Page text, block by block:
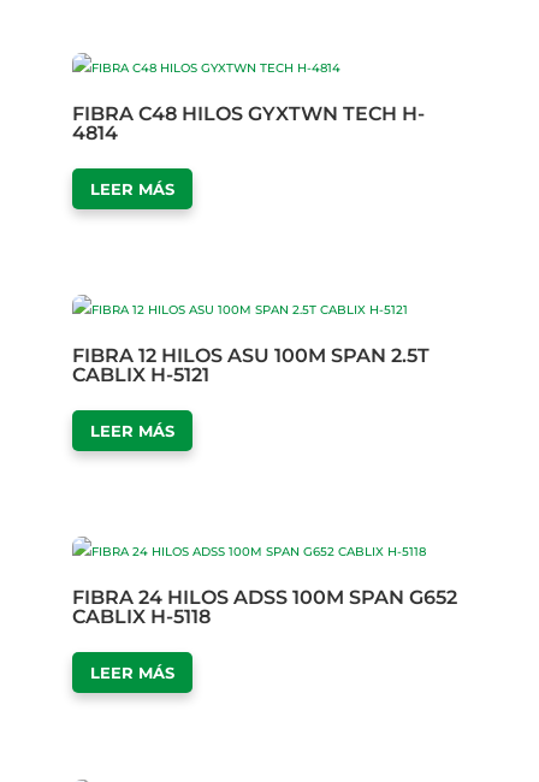
FIBRA C48 HILOS GYXTWN TECH H-
4814
LEER MÁS
FIBRA 12 HILOS ASU 100M SPAN 2.5T
CABLIX H-5121
LEER MÁS
FIBRA 24 HILOS ADSS 100M SPAN G652
CABLIX H-5118
LEER MÁS